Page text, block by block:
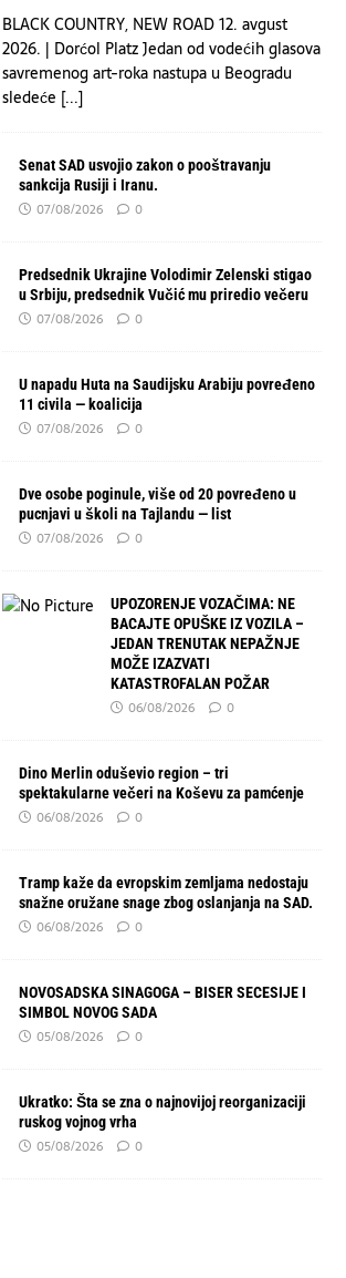
BLACK COUNTRY, NEW ROAD 12. avgust
2026. | Dorćol Platz Jedan od vodećih glasova
savremenog art-roka nastupa u Beogradu
sledeće [...]
Senat SAD usvojio zakon o pooštravanju
sankcija Rusiji i Iranu.
07/08/2026 0
Predsednik Ukrajine Volodimir Zelenski stigao
u Srbiju, predsednik Vučić mu priredio večeru
07/08/2026 0
U napadu Huta na Saudijsku Arabiju povređeno
11 civila — koalicija
07/08/2026 0
Dve osobe poginule, više od 20 povređeno u
pucnjavi u školi na Tajlandu — list
07/08/2026 0
UPOZORENJE VOZAČIMA: NE
BACAJTE OPUŠKE IZ VOZILA –
JEDAN TRENUTAK NEPAŽNJE
MOŽE IZAZVATI
KATASTROFALAN POŽAR
06/08/2026 0
Dino Merlin oduševio region – tri
spektakularne večeri na Koševu za pamćenje
06/08/2026 0
Tramp kaže da evropskim zemljama nedostaju
snažne oružane snage zbog oslanjanja na SAD.
06/08/2026 0
NOVOSADSKA SINAGOGA – BISER SECESIJE I
SIMBOL NOVOG SADA
05/08/2026 0
Ukratko: Šta se zna o najnovijoj reorganizaciji
ruskog vojnog vrha
05/08/2026 0